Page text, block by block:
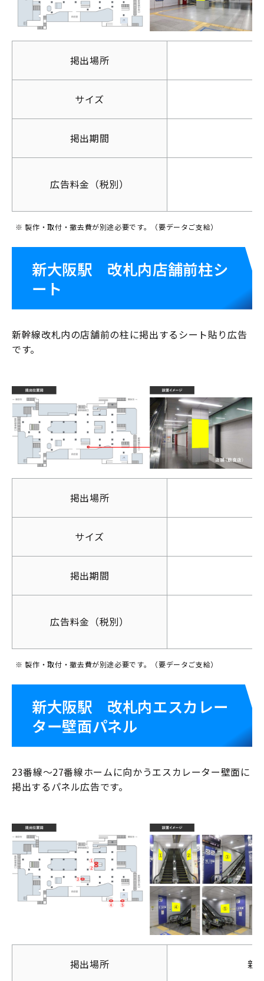
掲出場所
サイズ
掲出期間
広告料金（税別）
※ 製作・取付・撤去費が別途必要です。（要データご支給）
新大阪駅 改札内店舗前柱シ
ート
新幹線改札内の店舗前の柱に掲出するシート貼り広告
です。
掲出場所
サイズ
掲出期間
広告料金（税別）
※ 製作・取付・撤去費が別途必要です。（要データご支給）
新大阪駅 改札内エスカレー
ター壁面パネル
23番線～27番線ホームに向かうエスカレーター壁面に
掲出するパネル広告です。
掲出場所 新